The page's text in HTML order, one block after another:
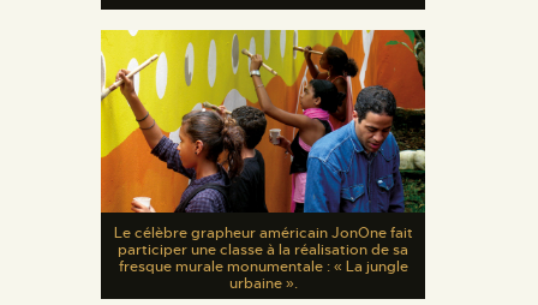
Le célèbre grapheur américain JonOne fait
participer une classe à la réalisation de sa
fresque murale monumentale : « La jungle
urbaine ».